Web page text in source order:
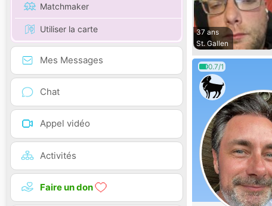
Matchmaker
Utiliser la carte
Mes Messages
Chat
Appel vidéo
Activités
Faire un don
37 ans
St. Gallen
0.7/1